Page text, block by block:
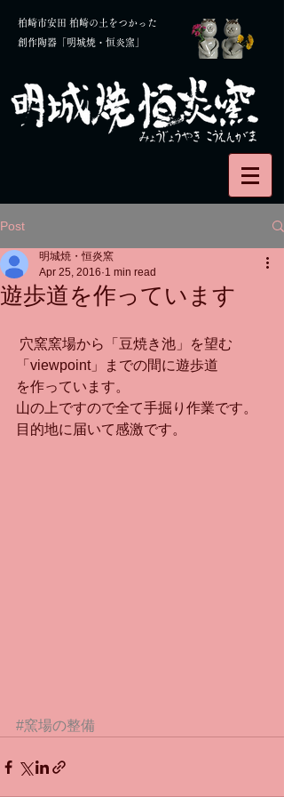
柏崎市安田 柏崎の土をつかった
創作陶器「明城焼・恒炎窯」
Post
遊歩道を作っています
明城焼・恒炎窯
Apr 25, 2016 1 min read
「viewpoint」までの間に遊歩道
を作っています。
山の上ですので全て手掘り作業です。
目的地に届いて感激です。
#窯場の整備